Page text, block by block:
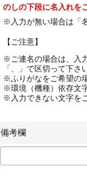
のしの下段に名入れを
※入力が無い場合は「
【ご注意】
※ご連名の場合は、入
「、」で区切って下さ
※ふりがなをご希望の
※環境（機種）依存文
※入力できない文字を
備考欄